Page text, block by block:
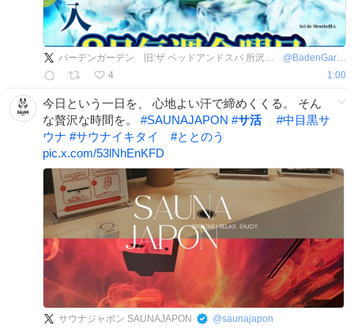
バーデンガーデン 旧:ザ ベッドアンドスパ 所沢【公式】 @ BadenGarden
4
1:00
今日という一日を、 心地よい汗で締めくくる。 そん
な贅沢な時間を。 #SAUNAJAPON #サ活 #中目黒サ
ウナ #サウナイキタイ #ととのう
pic.x.com/53lNhEnKFD
サウナジャポン SAUNAJAPON @saunajapon